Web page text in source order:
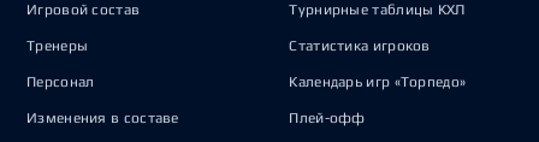
Игровой состав
Тренеры
Персонал
Изменения в составе
Турнирные таблицы КХЛ
Статистика игроков
Календарь игр «Торпедо»
Плей-офф